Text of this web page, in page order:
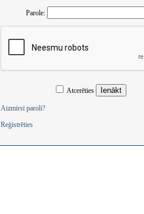
Parole:
Atcerēties
Aizmirsi paroli?
Reģistrēties